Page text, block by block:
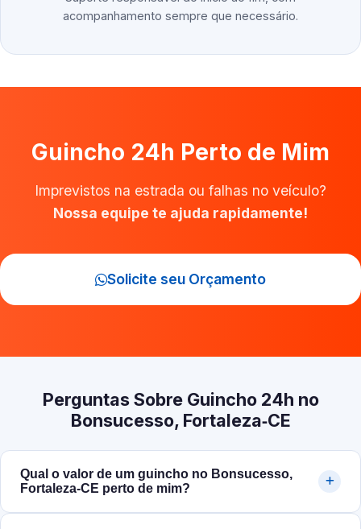
acompanhamento sempre que necessário.
Guincho 24h Perto de Mim
Imprevistos na estrada ou falhas no veículo?
Nossa equipe te ajuda rapidamente!
Solicite seu Orçamento
Perguntas Sobre Guincho 24h no
Bonsucesso, Fortaleza‑CE
Qual o valor de um guincho no Bonsucesso,
Fortaleza‑CE perto de mim?